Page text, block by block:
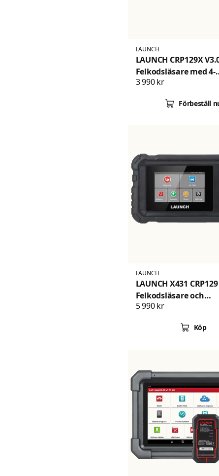
LAUNCH
LAUNCH CRP129X
Felkodsläsare med 4-
systemdiagnos och 12
3 990 kr
Förbeställ
LAUNCH
LAUNCH X431
Felkodsläsare och
diagnosverktyg för
5 990 kr
Köp